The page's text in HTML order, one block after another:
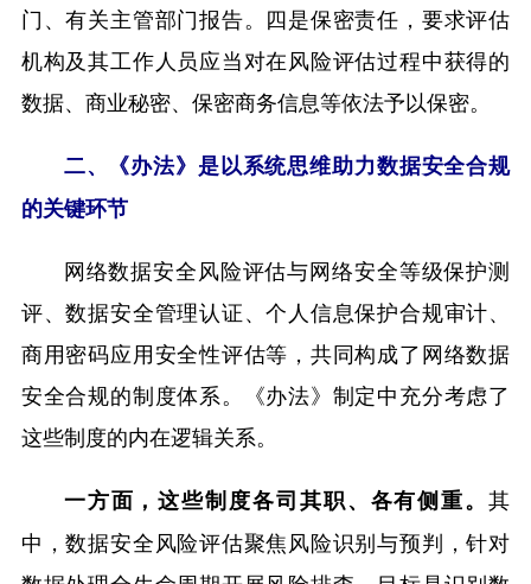
门、有关主管部门报告。四是保密责任，要求评估
机构及其工作人员应当对在风险评估过程中获得的
数据、商业秘密、保密商务信息等依法予以保密。
二、《办法》是以系统思维助力数据安全合规
的关键环节
网络数据安全风险评估与网络安全等级保护测
评、数据安全管理认证、个人信息保护合规审计、
商用密码应用安全性评估等，共同构成了网络数据
安全合规的制度体系。《办法》制定中充分考虑了
这些制度的内在逻辑关系。
一方面，这些制度各司其职、各有侧重。其
中，数据安全风险评估聚焦风险识别与预判，针对